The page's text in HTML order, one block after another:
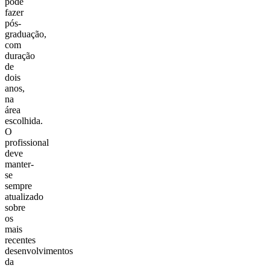
fazer
pós-
graduação,
com
duração
de
dois
anos,
na
área
escolhida.
O
profissional
deve
manter-
se
sempre
atualizado
sobre
os
mais
recentes
desenvolvimentos
da